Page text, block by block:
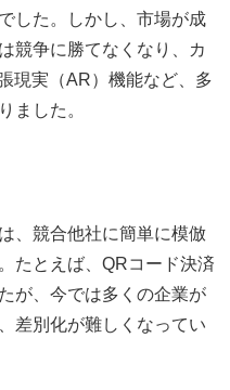
した。しかし、市場が成
競争に勝てなくなり、カ
現実（AR）機能など、多
ました。
、競合他社に簡単に模倣
たとえば、QRコード決済
が、今では多くの企業が
差別化が難しくなってい